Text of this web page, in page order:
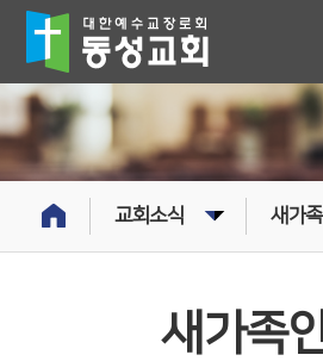
교회소식 새가
새가족